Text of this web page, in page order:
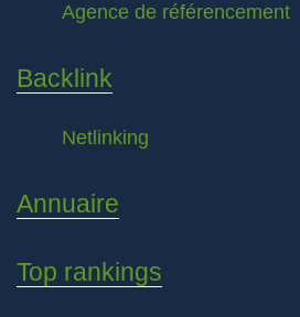
Agence de référencement
Backlink
Netlinking
Annuaire
Top rankings